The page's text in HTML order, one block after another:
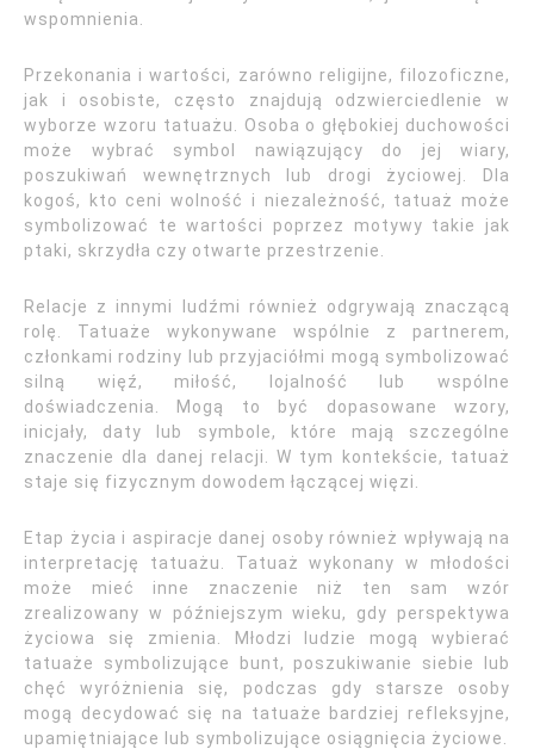
wspomnienia.
Przekonania i wartości, zarówno religijne, filozoficzne,
jak i osobiste, często znajdują odzwierciedlenie w
wyborze wzoru tatuażu. Osoba o głębokiej duchowości
może wybrać symbol nawiązujący do jej wiary,
poszukiwań wewnętrznych lub drogi życiowej. Dla
kogoś, kto ceni wolność i niezależność, tatuaż może
symbolizować te wartości poprzez motywy takie jak
ptaki, skrzydła czy otwarte przestrzenie.
Relacje z innymi ludźmi również odgrywają znaczącą
rolę. Tatuaże wykonywane wspólnie z partnerem,
członkami rodziny lub przyjaciółmi mogą symbolizować
silną więź, miłość, lojalność lub wspólne
doświadczenia. Mogą to być dopasowane wzory,
inicjały, daty lub symbole, które mają szczególne
znaczenie dla danej relacji. W tym kontekście, tatuaż
staje się fizycznym dowodem łączącej więzi.
Etap życia i aspiracje danej osoby również wpływają na
interpretację tatuażu. Tatuaż wykonany w młodości
może mieć inne znaczenie niż ten sam wzór
zrealizowany w późniejszym wieku, gdy perspektywa
życiowa się zmienia. Młodzi ludzie mogą wybierać
tatuaże symbolizujące bunt, poszukiwanie siebie lub
chęć wyróżnienia się, podczas gdy starsze osoby
mogą decydować się na tatuaże bardziej refleksyjne,
upamiętniające lub symbolizujące osiągnięcia życiowe.